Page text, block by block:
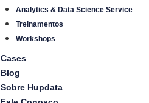
Analytics & Data Science Service
Treinamentos
Workshops
Cases
Blog
Sobre Hupdata